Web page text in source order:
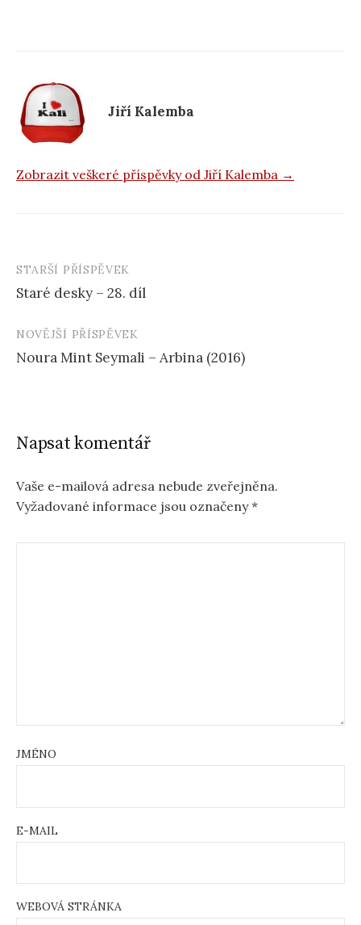
o
k Jiří Kalemba
Zobrazit veškeré příspěvky od Jiří Kalemba →
Navigace
příspěvku
STARŠÍ PŘÍSPĚVEK
Staré desky – 28. díl
NOVĚJŠÍ PŘÍSPĚVEK
Noura Mint Seymali – Arbina (2016)
Napsat komentář
Vaše e-mailová adresa nebude zveřejněna.
Vyžadované informace jsou označeny*
JMÉNO
E-MAIL
WEBOVÁ STRÁNKA